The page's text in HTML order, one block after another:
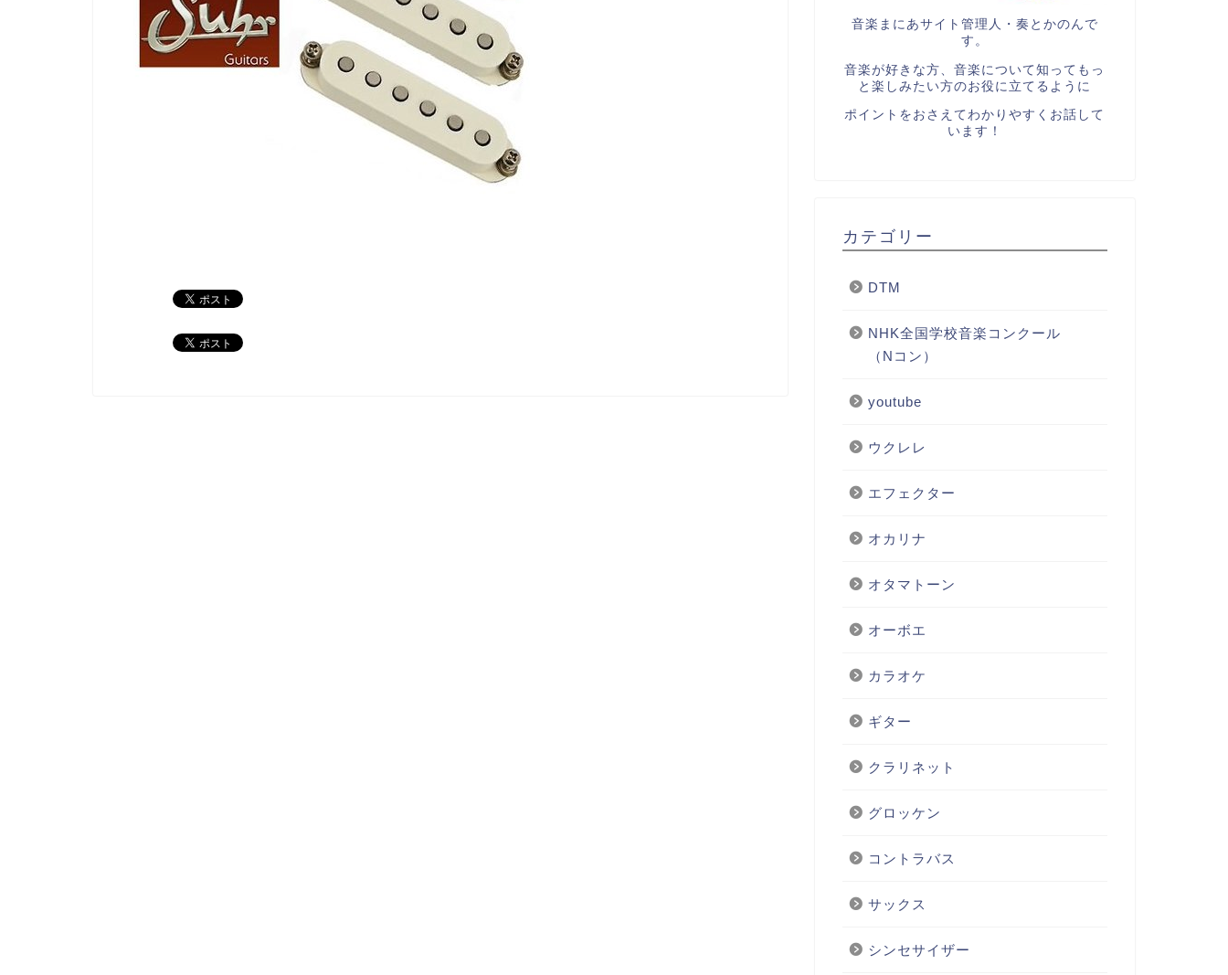
音楽まにあサイト管理人・奏とかのんで
す。
音楽が好きな方、音楽について知ってもっ
と楽しみたい方のお役に立てるように
ポイントをおさえてわかりやすくお話して
います！
カテゴリー
DTM
NHK全国学校音楽コンクール
（Nコン）
youtube
ウクレレ
エフェクター
オカリナ
オタマトーン
オーボエ
カラオケ
ギター
クラリネット
グロッケン
コントラバス
サックス
シンセサイザー